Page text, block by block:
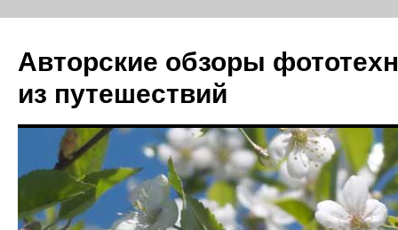
Авторские обзоры
из путешествий